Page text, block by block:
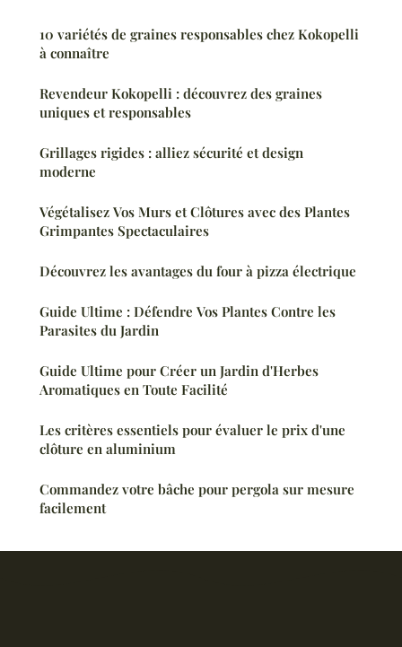
10 variétés de graines responsables chez Kokopelli
à connaître
Revendeur Kokopelli : découvrez des graines
uniques et responsables
Grillages rigides : alliez sécurité et design
moderne
Végétalisez Vos Murs et Clôtures avec des Plantes
Grimpantes Spectaculaires
Découvrez les avantages du four à pizza électrique
Guide Ultime : Défendre Vos Plantes Contre les
Parasites du Jardin
Guide Ultime pour Créer un Jardin d'Herbes
Aromatiques en Toute Facilité
Les critères essentiels pour évaluer le prix d'une
clôture en aluminium
Commandez votre bâche pour pergola sur mesure
facilement